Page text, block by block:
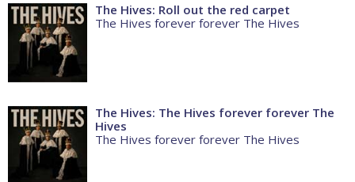
The Hives: Roll out the red carpet
The Hives forever forever The Hives
The Hives: The Hives forever forever The
Hives
The Hives forever forever The Hives